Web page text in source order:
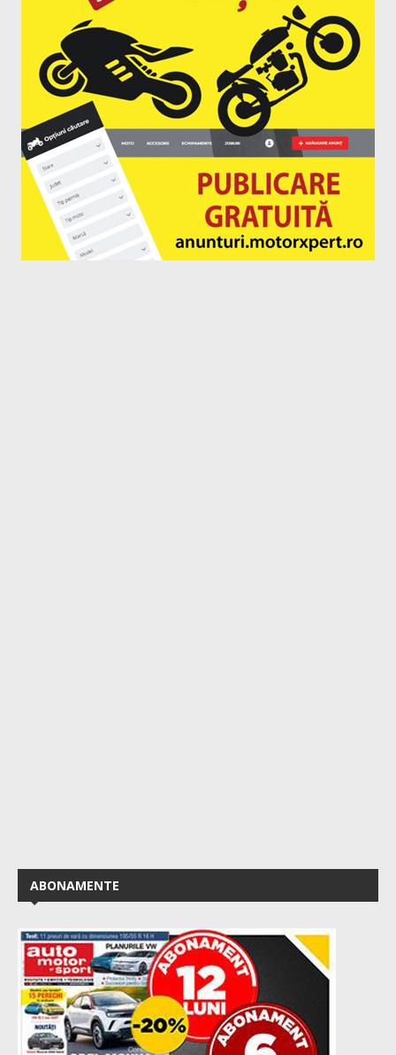
ABONAMENTE